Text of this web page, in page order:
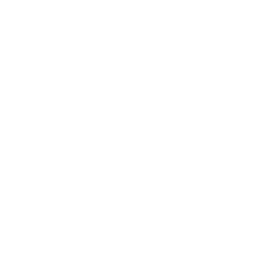
vers l’ouest, prenez soin de
bon voyage !